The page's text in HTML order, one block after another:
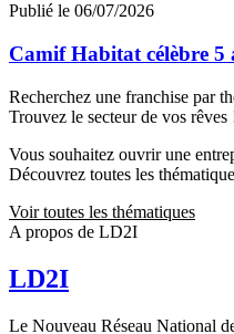
Publié le 06/07/2026
Camif Habitat célèbre 5
Recherchez une franchise par
Trouvez le secteur de vos rêves
Vous souhaitez ouvrir une
Découvrez toutes les
Voir toutes les thématiques
A propos de LD2I
LD2I
Le Nouveau Réseau National